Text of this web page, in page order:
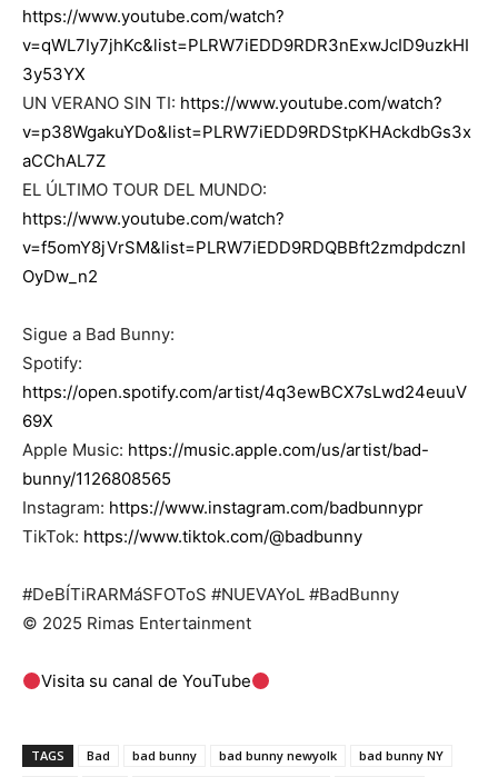
https://www.youtube.com/watch?
v=qWL7Iy7jhKc&list=PLRW7iEDD9RDR3nExwJcID9uzkHI
3y53YX
UN VERANO SIN TI: https://www.youtube.com/watch?
v=p38WgakuYDo&list=PLRW7iEDD9RDStpKHAckdbGs3x
aCChAL7Z
EL ÚLTIMO TOUR DEL MUNDO:
https://www.youtube.com/watch?
v=f5omY8jVrSM&list=PLRW7iEDD9RDQBBft2zmdpdcznI
OyDw_n2
Sigue a Bad Bunny:
Spotify:
https://open.spotify.com/artist/4q3ewBCX7sLwd24euuV
69X
Apple Music: https://music.apple.com/us/artist/bad-
bunny/1126808565
Instagram: https://www.instagram.com/badbunnypr​
TikTok: https://www.tiktok.com/@badbunny
#DeBÍTiRARMáSFOToS​ #NUEVAYoL​ #BadBunny
© 2025 Rimas Entertainment
Visita su canal de YouTube
TAGS Bad bad bunny bad bunny newyolk
bad bunny NY